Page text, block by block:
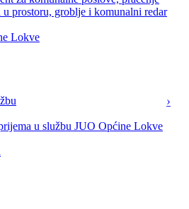
u prostoru, groblje i komunalni redar
Lokve
u službu JUO Općine Lokve